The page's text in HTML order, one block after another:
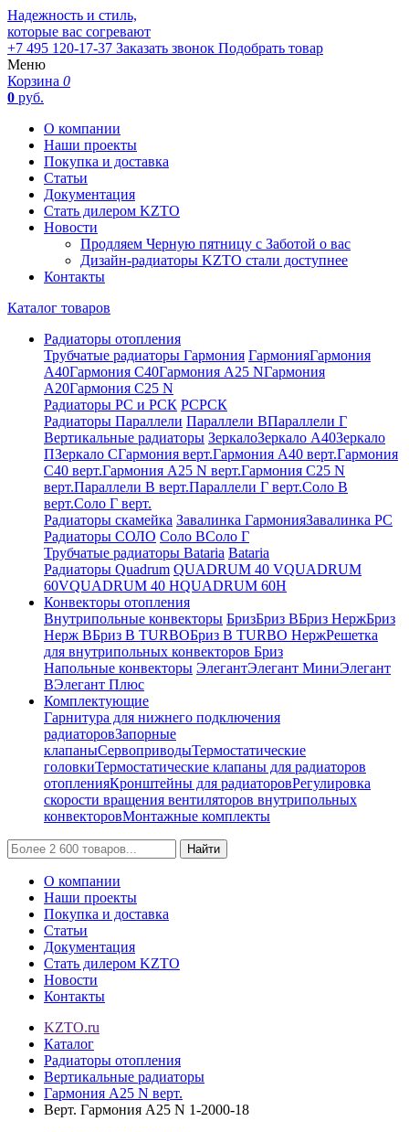
Надежность и стиль,
которые вас согревают
+7 495 120-17-37 Заказать звонок Подобрать товар
Меню
Корзина 0
0 руб.
О компании
Наши проекты
Покупка и доставка
Статьи
Документация
Стать дилером KZTO
Новости
Продляем Черную пятницу с Заботой о вас
Дизайн-радиаторы KZTO стали доступнее
Контакты
Каталог товаров
Радиаторы отопления
Трубчатые радиаторы Гармония ГармонияГармония
А40Гармония С40Гармония А25 NГармония
А20Гармония С25 N
Радиаторы РС и РСК РСРСК
Радиаторы Параллели Параллели ВПараллели Г
Вертикальные радиаторы ЗеркалоЗеркало А40Зеркало
ПЗеркало СГармония верт.Гармония А40 верт.Гармония
С40 верт.Гармония А25 N верт.Гармония С25 N
верт.Параллели В верт.Параллели Г верт.Соло В
верт.Соло Г верт.
Радиаторы скамейка Завалинка ГармонияЗавалинка РС
Радиаторы СОЛО Соло ВСоло Г
Трубчатые радиаторы Bataria Bataria
Радиаторы Quadrum QUADRUM 40 VQUADRUM
60VQUADRUM 40 HQUADRUM 60H
Конвекторы отопления
Внутрипольные конвекторы БризБриз ВБриз НержБриз
Нерж ВБриз В TURBOБриз В TURBO НержРешетка
для внутрипольных конвекторов Бриз
Напольные конвекторы ЭлегантЭлегант МиниЭлегант
ВЭлегант Плюс
Комплектующие
Гарнитура для нижнего подключения
радиаторовЗапорные
клапаныСервоприводыТермостатические
головкиТермостатические клапаны для радиаторов
отопленияКронштейны для радиаторовРегулировка
скорости вращения вентиляторов внутрипольных
конвекторовМонтажные комплекты
Найти
О компании
Наши проекты
Покупка и доставка
Статьи
Документация
Стать дилером KZTO
Новости
Контакты
KZTO.ru
Каталог
Радиаторы отопления
Вертикальные радиаторы
Гармония А25 N верт.
Верт. Гармония А25 N 1-2000-18